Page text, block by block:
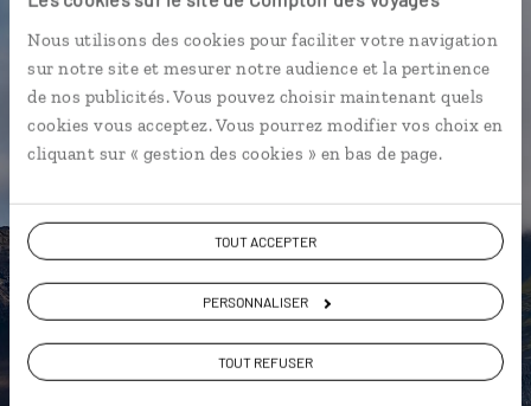
Nous utilisons des cookies pour faciliter votre navigation
sur notre site et mesurer notre audience et la pertinence
de nos publicités. Vous pouvez choisir maintenant quels
cookies vous acceptez. Vous pourrez modifier vos choix en
cliquant sur « gestion des cookies » en bas de page.
TOUT ACCEPTER
PERSONNALISER
TOUT REFUSER
L’itinéraire vers votre ferme-
auberge en 1 clic
Notre sélection de restaurants à
Les plus beaux volcans
L'album souvenirs à composer